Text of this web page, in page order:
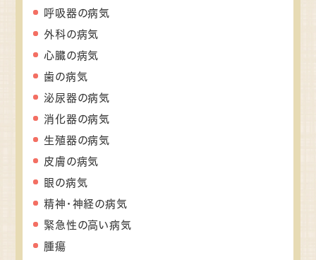
呼吸器の病気
外科の病気
心臓の病気
歯の病気
泌尿器の病気
消化器の病気
生殖器の病気
皮膚の病気
眼の病気
精神・神経の病気
緊急性の高い病気
腫瘍